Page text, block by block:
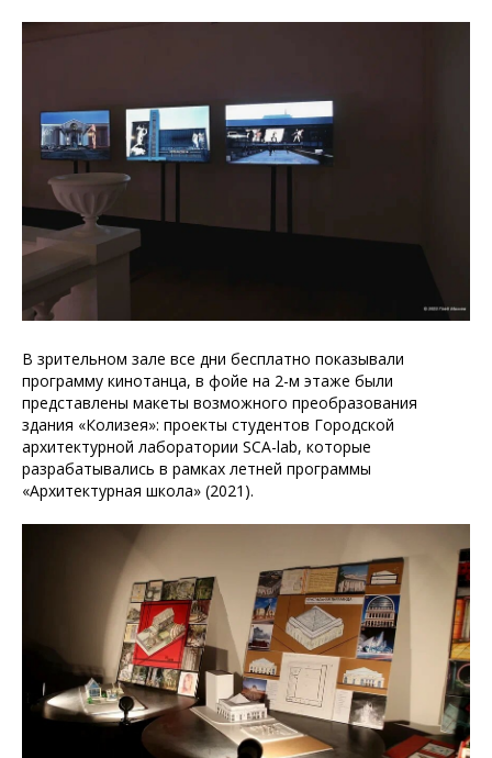
В зрительном зале все дни бесплатно показывали
программу кинотанца, в фойе на 2-м этаже были
представлены макеты возможного преобразования
здания «Колизея»: проекты студентов Городской
архитектурной лаборатории SCA-lab, которые
разрабатывались в рамках летней программы
«Архитектурная школа» (2021).